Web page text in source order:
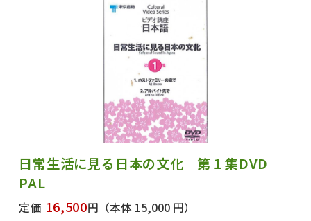
日常生活に見る日本の文化 第１集DVD
PAL
定価 16,500円 （本体 15,000 円）